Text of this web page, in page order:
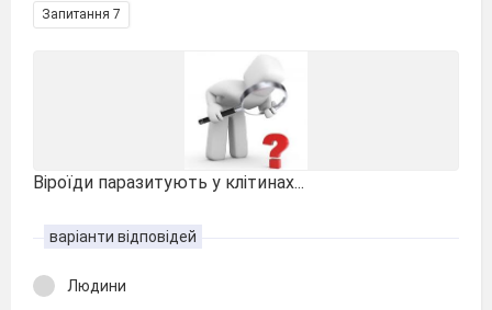
Запитання 7
Віроїди паразитують у клітинах...
варіанти відповідей
Людини